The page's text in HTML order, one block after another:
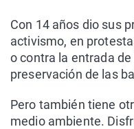
Con 14 años dio sus
activismo, en
o contra la entrada de
preservación de las
Pero también tiene
medio ambiente.